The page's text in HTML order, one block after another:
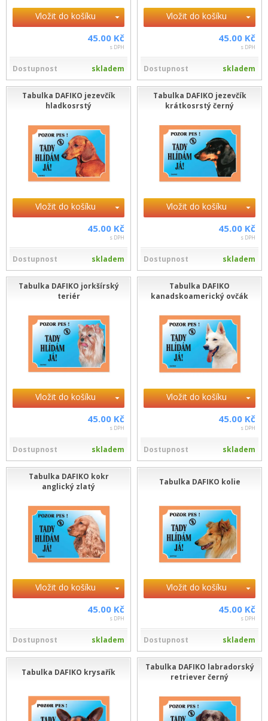
Vložit do košíku
45.00 Kč
s DPH
Dostupnost skladem
Vložit do košíku
45.00 Kč
s DPH
Dostupnost skladem
Tabulka DAFIKO jezevčík
hladkosrstý
Vložit do košíku
45.00 Kč
s DPH
Dostupnost skladem
Tabulka DAFIKO jezevčík
krátkosrstý černý
Vložit do košíku
45.00 Kč
s DPH
Dostupnost skladem
Tabulka DAFIKO jorkšírský
teriér
Vložit do košíku
45.00 Kč
s DPH
Dostupnost skladem
Tabulka DAFIKO
kanadskoamerický ovčák
Vložit do košíku
45.00 Kč
s DPH
Dostupnost skladem
Tabulka DAFIKO kokr
anglický zlatý
Vložit do košíku
45.00 Kč
s DPH
Dostupnost skladem
Tabulka DAFIKO kolie
Vložit do košíku
45.00 Kč
s DPH
Dostupnost skladem
Tabulka DAFIKO krysařík
Tabulka DAFIKO labradorský
retriever černý